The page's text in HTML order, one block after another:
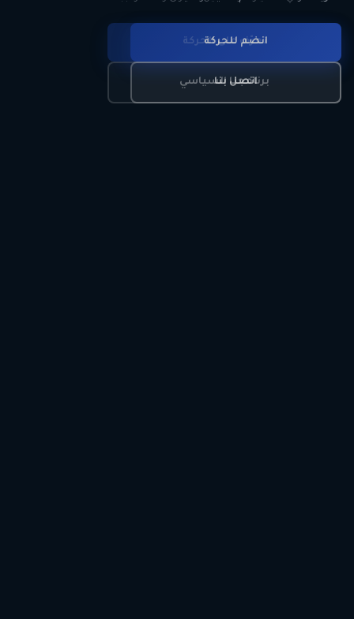
تعرّف على الحركة
برنامجنا السياسي
انضم للحركة
اتصل بنا